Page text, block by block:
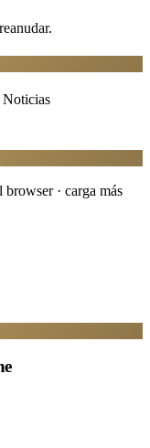
Noticias
· carga más